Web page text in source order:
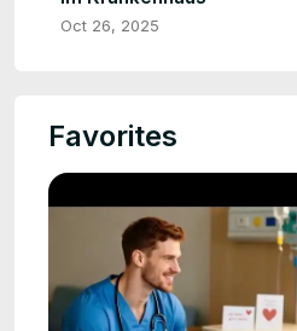
Oct 26, 2025
Favorites